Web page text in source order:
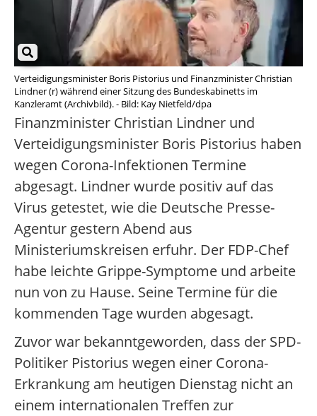
Verteidigungsminister Boris Pistorius und Finanzminister Christian
Lindner (r) während einer Sitzung des Bundeskabinetts im
Kanzleramt (Archivbild). - Bild: Kay Nietfeld/dpa
Finanzminister Christian Lindner und
Verteidigungsminister Boris Pistorius haben
wegen Corona-Infektionen Termine
abgesagt. Lindner wurde positiv auf das
Virus getestet, wie die Deutsche Presse-
Agentur gestern Abend aus
Ministeriumskreisen erfuhr. Der FDP-Chef
habe leichte Grippe-Symptome und arbeite
nun von zu Hause. Seine Termine für die
kommenden Tage wurden abgesagt.
Zuvor war bekanntgeworden, dass der SPD-
Politiker Pistorius wegen einer Corona-
Erkrankung am heutigen Dienstag nicht an
einem internationalen Treffen zur